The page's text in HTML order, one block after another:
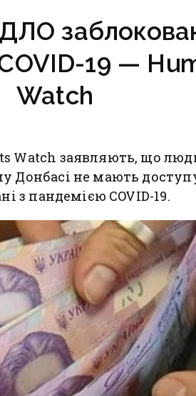
19 —
Watch
Watch заявляють, що
Донбасі не мають
з пандемією COVID-19.